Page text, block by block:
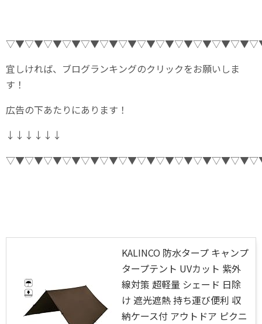
宜しければ、ブログランキングのクリックをお願いしま
す！
広告の下あたりにあります！
↓↓↓↓↓↓
KALINCO 防水タープ キャンプ
タープテント UVカット 紫外
線対策 超軽量 シェード 日除
け 遮光遮熱 持ち運び便利 収
納ケース付 アウトドア ピクニ